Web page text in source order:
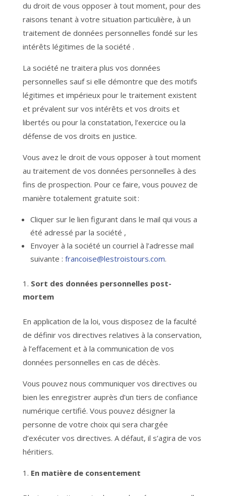
du droit de vous opposer à tout moment, pour des
raisons tenant à votre situation particulière, à un
traitement de données personnelles fondé sur les
intérêts légitimes de la société .
La société ne traitera plus vos données
personnelles sauf si elle démontre que des motifs
légitimes et impérieux pour le traitement existent
et prévalent sur vos intérêts et vos droits et
libertés ou pour la constatation, l’exercice ou la
défense de vos droits en justice.
Vous avez le droit de vous opposer à tout moment
au traitement de vos données personnelles à des
fins de prospection. Pour ce faire, vous pouvez de
manière totalement gratuite soit :
Cliquer sur le lien figurant dans le mail qui vous a
été adressé par la société ,
Envoyer à la société un courriel à l’adresse mail
suivante : francoise@lestroistours.com.
Sort des données personnelles post-
mortem
En application de la loi, vous disposez de la faculté
de définir vos directives relatives à la conservation,
à l’effacement et à la communication de vos
données personnelles en cas de décès.
Vous pouvez nous communiquer vos directives ou
bien les enregistrer auprès d’un tiers de confiance
numérique certifié. Vous pouvez désigner la
personne de votre choix qui sera chargée
d’exécuter vos directives. A défaut, il s’agira de vos
héritiers.
En matière de consentement